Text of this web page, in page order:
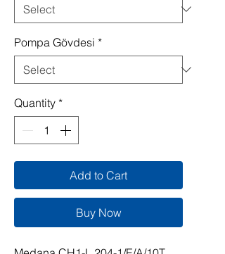
Pompa Gövdesi *
Quantity *
Add to Cart
Buy Now